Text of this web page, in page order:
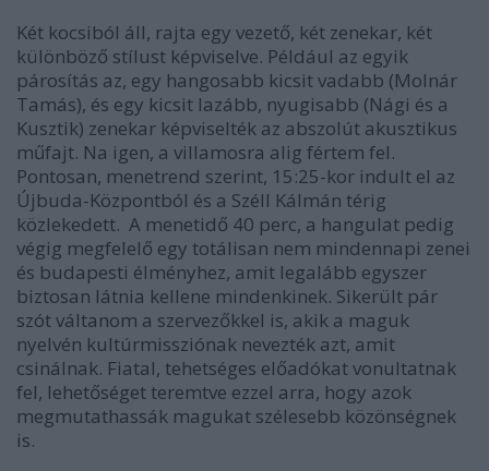
Két kocsiból áll, rajta egy vezető, két zenekar, két
különböző stílust képviselve. Például az egyik
párosítás az, egy hangosabb kicsit vadabb (Molnár
Tamás), és egy kicsit lazább, nyugisabb (Nági és a
Kusztik) zenekar képviselték az abszolút akusztikus
műfajt. Na igen, a villamosra alig fértem fel.
Pontosan, menetrend szerint, 15:25-kor indult el az
Újbuda-Központból és a Széll Kálmán térig
közlekedett. A menetidő 40 perc, a hangulat pedig
végig megfelelő egy totálisan nem mindennapi zenei
és budapesti élményhez, amit legalább egyszer
biztosan látnia kellene mindenkinek. Sikerült pár
szót váltanom a szervezőkkel is, akik a maguk
nyelvén kultúrmissziónak nevezték azt, amit
csinálnak. Fiatal, tehetséges előadókat vonultatnak
fel, lehetőséget teremtve ezzel arra, hogy azok
megmutathassák magukat szélesebb közönségnek
is.